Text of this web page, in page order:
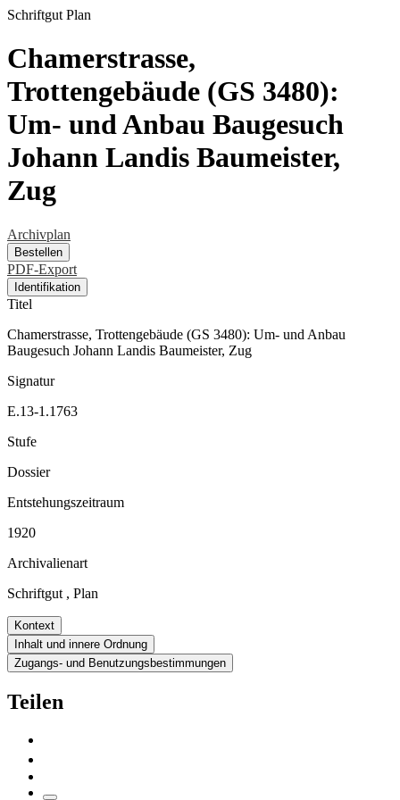
Schriftgut Plan
Chamerstrasse,
Trottengebäude (GS 3480):
Um- und Anbau Baugesuch
Johann Landis Baumeister,
Zug
Archivplan
Bestellen
PDF-Export
Identifikation
Titel
Chamerstrasse, Trottengebäude (GS 3480): Um- und Anbau
Baugesuch Johann Landis Baumeister, Zug
Signatur
E.13-1.1763
Stufe
Dossier
Entstehungszeitraum
1920
Archivalienart
Schriftgut , Plan
Kontext
Inhalt und innere Ordnung
Zugangs- und Benutzungsbestimmungen
Teilen